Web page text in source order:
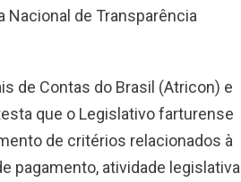
Nacional de Transparência
de Contas do Brasil (Atricon) e
que o Legislativo farturense
de critérios relacionados à
pagamento, atividade legislativa